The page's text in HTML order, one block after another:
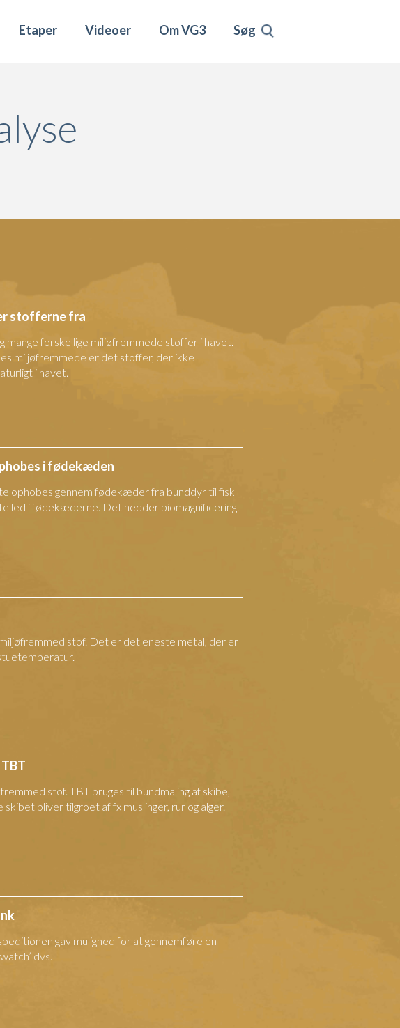
Etaper Videoer Om VG3 Søg
stofferne fra
mange forskellige miljøfremmede stoffer i havet.
miljøfremmede er det stoffer, der ikke
i havet.
i fødekæden
ophobes gennem fødekæder fra bunddyr til fisk
led i fødekæderne. Det hedder biomagnificering.
stof. Det er det eneste metal, der er
stof. TBT bruges til bundmaling af skibe,
bliver tilgroet af fx muslinger, rur og alger.
gav mulighed for at gennemføre en
dvs.